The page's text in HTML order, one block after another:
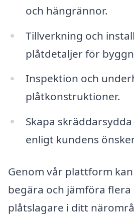
och hängrännor.
Tillverkning och
plåtdetaljer för
Inspektion och
plåtkonstruktioner.
Skapa
enligt kundens
Genom vår plattform
begära och jämföra
plåtslagare i ditt